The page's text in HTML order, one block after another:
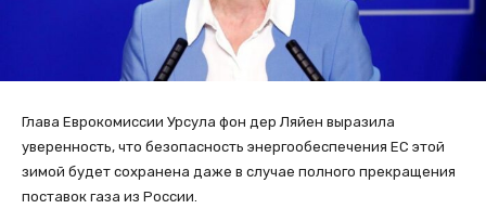
Глава Еврокомиссии Урсула фон дер Ляйен выразила
уверенность, что безопасность энергообеспечения ЕС этой
зимой будет сохранена даже в случае полного прекращения
поставок газа из России.